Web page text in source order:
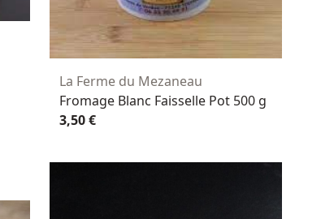
La Ferme du Mezaneau
Fromage Blanc Faisselle Pot 500 g
3,50 €